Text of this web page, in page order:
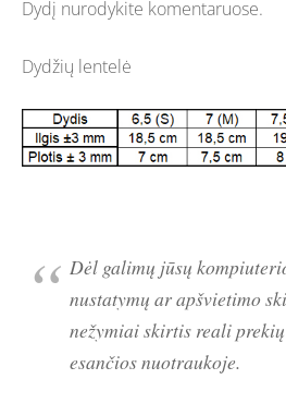
Dydį nurodykite komentaruose.
Dydžių lentelė
Dėl galimų jūsų
nustatymų ar apšvietimo
nežymiai skirtis reali
esančios nuotraukoje.